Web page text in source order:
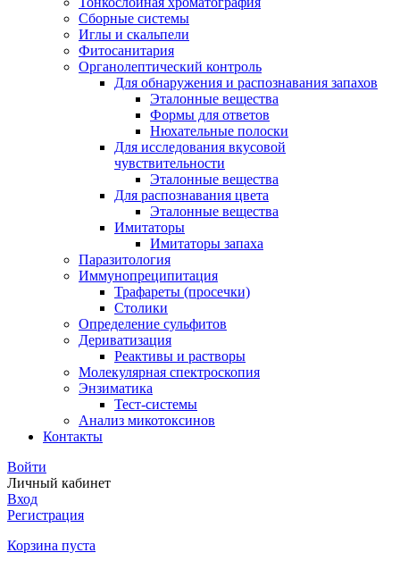
Сборные системы
Иглы и скальпели
Фитосанитария
Органолептический контроль
Для обнаружения и распознавания запахов
Эталонные вещества
Формы для ответов
Нюхательные полоски
Для исследования вкусовой
чувствительности
Эталонные вещества
Для распознавания цвета
Эталонные вещества
Имитаторы
Имитаторы запаха
Паразитология
Иммунопреципитация
Трафареты (просечки)
Столики
Определение сульфитов
Дериватизация
Реактивы и растворы
Молекулярная спектроскопия
Энзиматика
Тест-системы
Анализ микотоксинов
Контакты
Войти
Личный кабинет
Вход
Регистрация
Корзина пуста